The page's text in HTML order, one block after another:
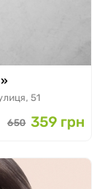
51
650 359 грн